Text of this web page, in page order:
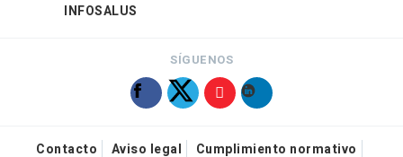
INFOSALUS
SÍGUENOS
Contacto Aviso legal Cumplimiento normativo